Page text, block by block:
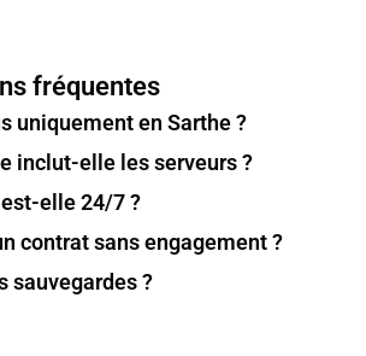
fréquentes
uniquement en Sarthe ?
inclut-elle les serveurs ?
elle 24/7 ?
contrat sans engagement ?
sauvegardes ?